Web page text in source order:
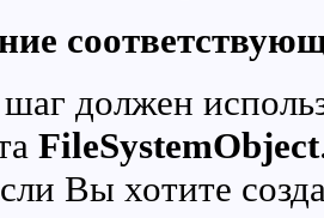
должен
FileSystemObject
Вы хотите